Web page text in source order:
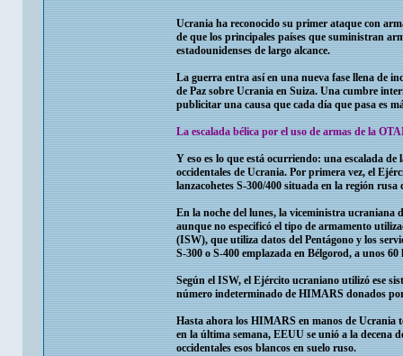
Ucrania ha reconocido su primer ataque con
de que los principales países que suministran
estadounidenses de largo alcance.
La guerra entra así en una nueva fase llena de
de Paz sobre Ucrania en Suiza. Una cumbre
publicitar una causa que cada día que pasa es
La escalada bélica por el uso de armas de la
Y eso es lo que está ocurriendo: una escalada
occidentales de Ucrania. Por primera vez, el
lanzacohetes S-300/400 situada en la región
En la noche del lunes, la viceministra ucraniana
aunque no especificó el tipo de armamento
(ISW), que utiliza datos del Pentágono y los
S-300 o S-400 emplazada en Bélgorod, a unos
Según el ISW, el Ejército ucraniano utilizó ese
número indeterminado de HIMARS donados
Hasta ahora los HIMARS en manos de Ucrania
en la última semana, EEUU se unió a la decena
occidentales esos blancos en suelo ruso.